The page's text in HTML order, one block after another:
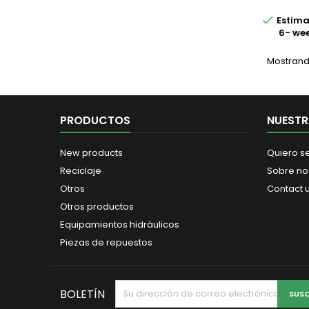
sirven

6-
PRODUCTOS
New products
Reciclaje
Otros
Otros productos
Equipamientos hidráulicos
Piezas de repuestos
Quiero
Sobre
Contact
BOLETÍN